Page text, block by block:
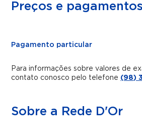
Preços e pagamentos
Pagamento particular
Para informações sobre valores de
contato conosco pelo telefone (98)
Sobre a Rede D'Or